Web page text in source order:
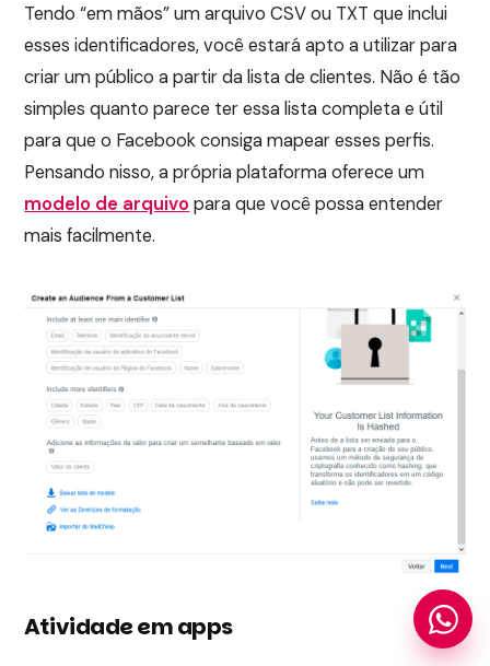
Tendo “em mãos” um arquivo CSV ou TXT que inclui
esses identificadores, você estará apto a utilizar para
criar um público a partir da lista de clientes. Não é tão
simples quanto parece ter essa lista completa e útil
para que o Facebook consiga mapear esses perfis.
Pensando nisso, a própria plataforma oferece um
modelo de arquivo para que você possa entender
mais facilmente.
Atividade em apps